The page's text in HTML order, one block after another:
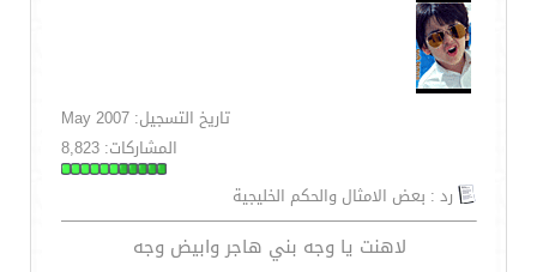
تاريخ التسجيل: May 2007
المشاركات: 8,823
رد : بعض الامثال والحكم الخليجية
لاهنت يا وجه بني هاجر وابيض وجه